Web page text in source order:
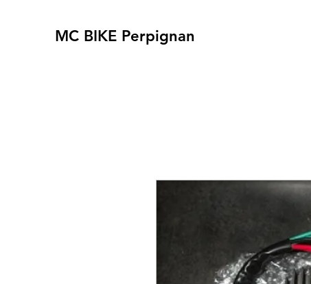
MC BIKE Perpignan